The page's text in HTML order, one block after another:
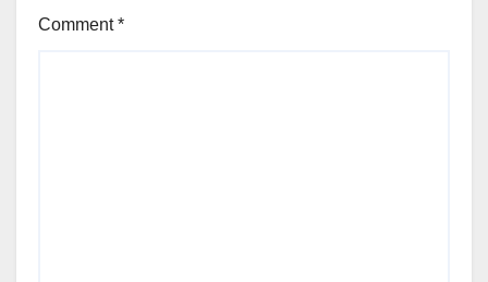
Comment*